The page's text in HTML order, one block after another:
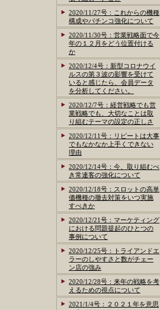
2020/11/27号：これからの機種
構成やパチンコ強化について
2020/11/30号：営業戦略面で今
年の１２月をどう位置付ける
か
2020/12/4号：新型コロナウイ
ルスの第３波の影響を受けて
いると感じたら、会員データ
を分析してください。
2020/12/7号：経営戦略でも営
業戦略でも、大切なことは取
り組むテーマの設定の正しさ
2020/12/11号：リピートは大事
でもなかなか上手くできない
理由
2020/12/14号：今、取り組むべ
き常連客の強化について
2020/12/18号：スロットの高単
価機種の撤去対策をいつ実施
すべきか
2020/12/21号：マーケティング
における問題提起のひとつの
事例について
2020/12/25号：トライアンドエ
ラーのしやすさと数がチェー
ン店の強み
2020/12/28号：来年の戦略を考
えるための視点について
2021/1/4号：２０２１年を意思